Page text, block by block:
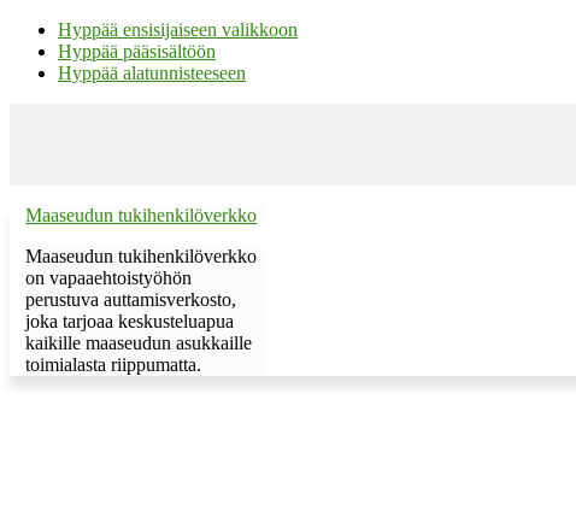
Hyppää ensisijaiseen valikkoon
Hyppää pääsisältöön
Hyppää alatunnisteeseen
Maaseudun tukihenkilöverkko
Maaseudun tukihenkilöverkko
on vapaaehtoistyöhön
perustuva auttamisverkosto,
joka tarjoaa keskusteluapua
kaikille maaseudun asukkaille
toimialasta riippumatta.